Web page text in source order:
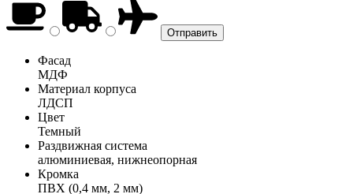
Фасад
МДФ
Материал корпуса
ЛДСП
Цвет
Темный
Раздвижная система
алюминиевая, нижнеопорная
Кромка
ПВХ (0,4 мм, 2 мм)